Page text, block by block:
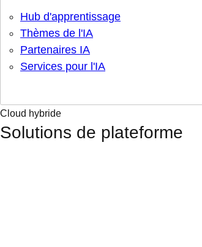
Hub d'apprentissage
Thèmes de l'IA
Partenaires IA
Services pour l'IA
Cloud hybride
Solutions de plateforme